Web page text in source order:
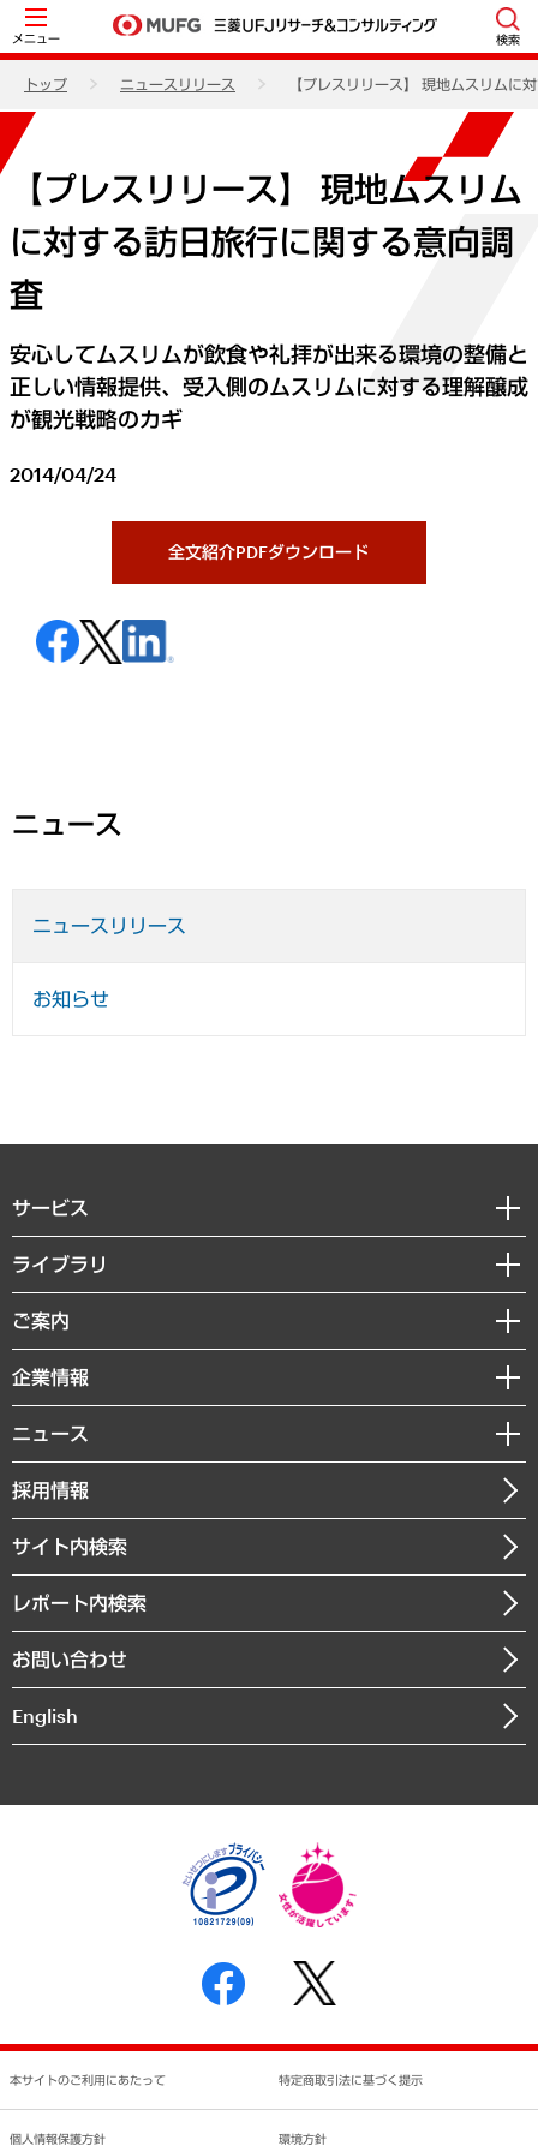
メニュー 検索
トップ ニュースリリース 【プレスリリース】 現地ムスリムに
【プレスリリース】 現地ムスリム
に対する訪日旅行に関する意向調
査
安心してムスリムが飲食や礼拝が出来る環境の整備と
正しい情報提供、受入側のムスリムに対する理解醸成
が観光戦略のカギ
2014/04/24
全文紹介PDFダウンロード
ニュース
ニュースリリース
お知らせ
サービス
経営戦略
組織・人事戦略
デジタルイノベーション
共生・ダイバーシティ
GRC（ガバナンス・リスク・コンプライアンス）・防災（政策）
経済・産業・雇用・労働
まちづくり・観光・交通・スポーツ・スマートシティ
自然資源・農林水産業・食料システム
ライブラリ
経済調査
レポート
コラム
経営用語集
受託・受注実績（官公庁関連）
メディア掲載・出演
ご案内
セミナー・イベント情報
MUFGビジネスセミナー
受託案件情報
企業情報
私たちの想い
社長メッセージ
会社概要
沿革
組織図・本部部室紹介
インドネシア現地法人
個人情報保護方針
反社会的勢力に対する基本方針
書面による個人情報の開示等の請求の手続きについて
ニュース
ニュースリリース
お知らせ
採用情報
サイト内検索
レポート内検索
お問い合わせ
English
本サイトのご利用にあたって 特定商取引法に基づく提示
個人情報保護方針 環境方針